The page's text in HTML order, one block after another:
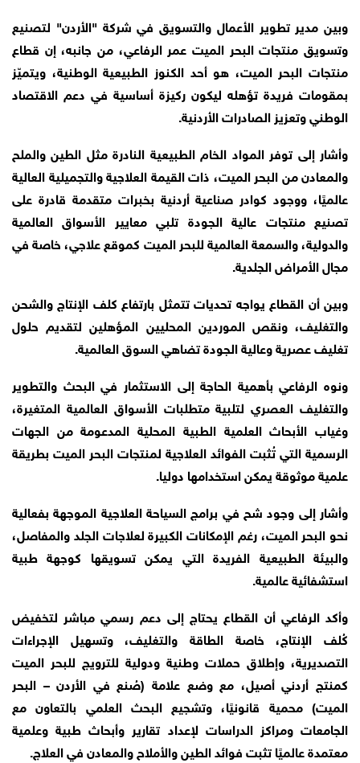
وبين مدير تطوير الأعمال والتسويق في شركة "الأردن" لتصنيع
وتسويق منتجات البحر الميت عمر الرفاعي، من جانبه، إن قطاع
منتجات البحر الميت، هو أحد الكنوز الطبيعية الوطنية، ويتميّز
بمقومات فريدة تؤهله ليكون ركيزة أساسية في دعم الاقتصاد
الوطني وتعزيز الصادرات الأردنية.
وأشار إلى توفر المواد الخام الطبيعية النادرة مثل الطين والملح
والمعادن من البحر الميت، ذات القيمة العلاجية والتجميلية العالية
عالميًا، ووجود كوادر صناعية أردنية بخبرات متقدمة قادرة على
تصنيع منتجات عالية الجودة تلبي معايير الأسواق العالمية
والدولية، والسمعة العالمية للبحر الميت كموقع علاجي، خاصة في
مجال الأمراض الجلدية.
وبين أن القطاع يواجه تحديات تتمثل بارتفاع كلف الإنتاج والشحن
والتغليف، ونقص الموردين المحليين المؤهلين لتقديم حلول
تغليف عصرية وعالية الجودة تضاهي السوق العالمية.
ونوه الرفاعي بأهمية الحاجة إلى الاستثمار في البحث والتطوير
والتغليف العصري لتلبية متطلبات الأسواق العالمية المتغيرة،
وغياب الأبحاث العلمية الطبية المحلية المدعومة من الجهات
الرسمية التي تُثبت الفوائد العلاجية لمنتجات البحر الميت بطريقة
علمية موثوقة يمكن استخدامها دوليا.
وأشار إلى وجود شح في برامج السياحة العلاجية الموجهة بفعالية
نحو البحر الميت، رغم الإمكانات الكبيرة لعلاجات الجلد والمفاصل،
والبيئة الطبيعية الفريدة التي يمكن تسويقها كوجهة طبية
استشفائية عالمية.
وأكد الرفاعي أن القطاع يحتاج إلى دعم رسمي مباشر لتخفيض
كُلف الإنتاج، خاصة الطاقة والتغليف، وتسهيل الإجراءات
التصديرية، وإطلاق حملات وطنية ودولية للترويج للبحر الميت
كمنتج أردني أصيل، مع وضع علامة (صُنع في الأردن – البحر
الميت) محمية قانونيًا، وتشجيع البحث العلمي بالتعاون مع
الجامعات ومراكز الدراسات لإعداد تقارير وأبحاث طبية وعلمية
معتمدة عالميًا تثبت فوائد الطين والأملاح والمعادن في العلاج.